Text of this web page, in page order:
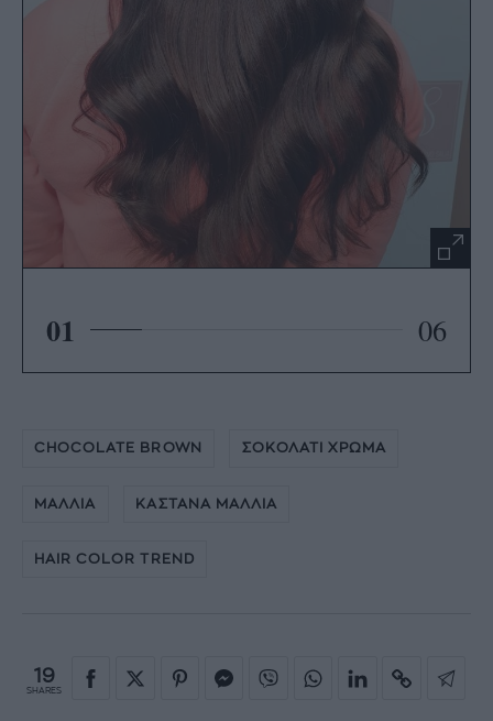
01 06
CHOCOLATE BROWN ΣΟΚΟΛΑΤΙ ΧΡΩΜΑ
ΜΑΛΛΙΑ ΚΑΣΤΑΝΑ ΜΑΛΛΙΑ
HAIR COLOR TREND
19
SHARES